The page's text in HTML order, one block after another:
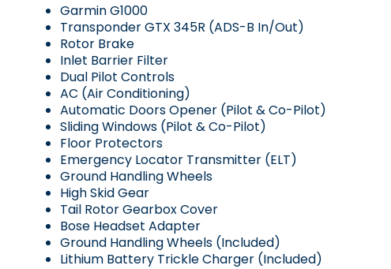
Garmin G1000
Transponder GTX 345R (ADS-B In/Out)
Rotor Brake
Inlet Barrier Filter
Dual Pilot Controls
AC (Air Conditioning)
Automatic Doors Opener (Pilot & Co-Pilot)
Sliding Windows (Pilot & Co-Pilot)
Floor Protectors
Emergency Locator Transmitter (ELT)
Ground Handling Wheels
High Skid Gear
Tail Rotor Gearbox Cover
Bose Headset Adapter
Ground Handling Wheels (Included)
Lithium Battery Trickle Charger (Included)